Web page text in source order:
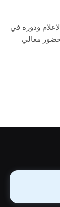
ودوره في
معالي